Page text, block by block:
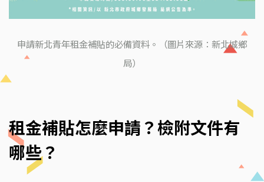
申請新北青年租金補貼的必備資料。（圖片來源：新北城鄉
局）
租金補貼怎麼申請？檢附文件有
哪些？